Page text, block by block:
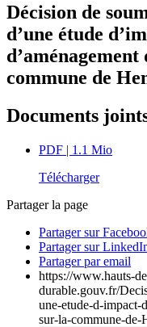
Décision de
d’une étude
commune de
Documents
PDF | 1.1 Mio
Télécharger
Partager la page
Partager sur
Partager sur
Partager par email
https://www.hauts-
durable.gouv.fr/
une-etude-d-impact-
sur-la-commune-de-